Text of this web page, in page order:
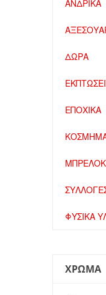
ΑΝΔΡΙΚΑ
ΔΩΡΑ
ΕΠΟΧΙΚΑ
ΜΠΡΕΛΟΚ
ΦΥΣΙΚΑ
ΧΡΩΜΑ